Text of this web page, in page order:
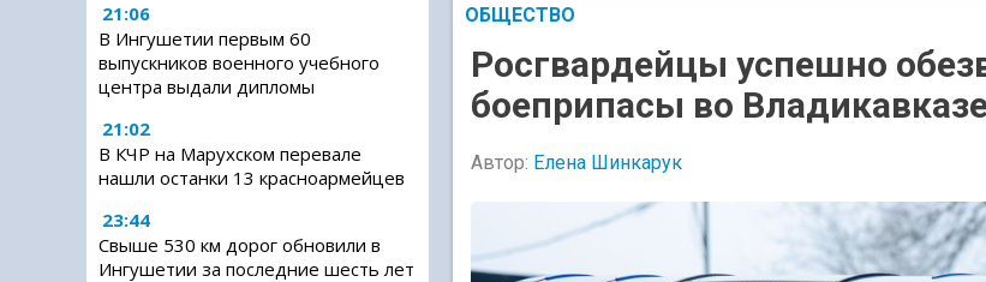
21:06
В Ингушетии первым 60
выпускников военного учебного
центра выдали дипломы
21:02
В КЧР на Марухском перевале
нашли останки 13 красноармейцев
23:44
Свыше 530 км дорог обновили в
Ингушетии за последние шесть лет
ОБЩЕСТВО
Росгвардейцы успешно
боеприпасы во
Автор: Елена Шинкарук